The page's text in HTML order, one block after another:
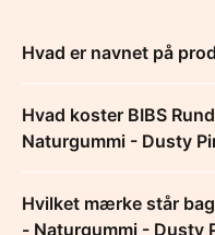
Hvad er navnet på
Hvad koster BIBS
Naturgummi - Dusty
Hvilket mærke står bag
- Naturgummi - Dusty